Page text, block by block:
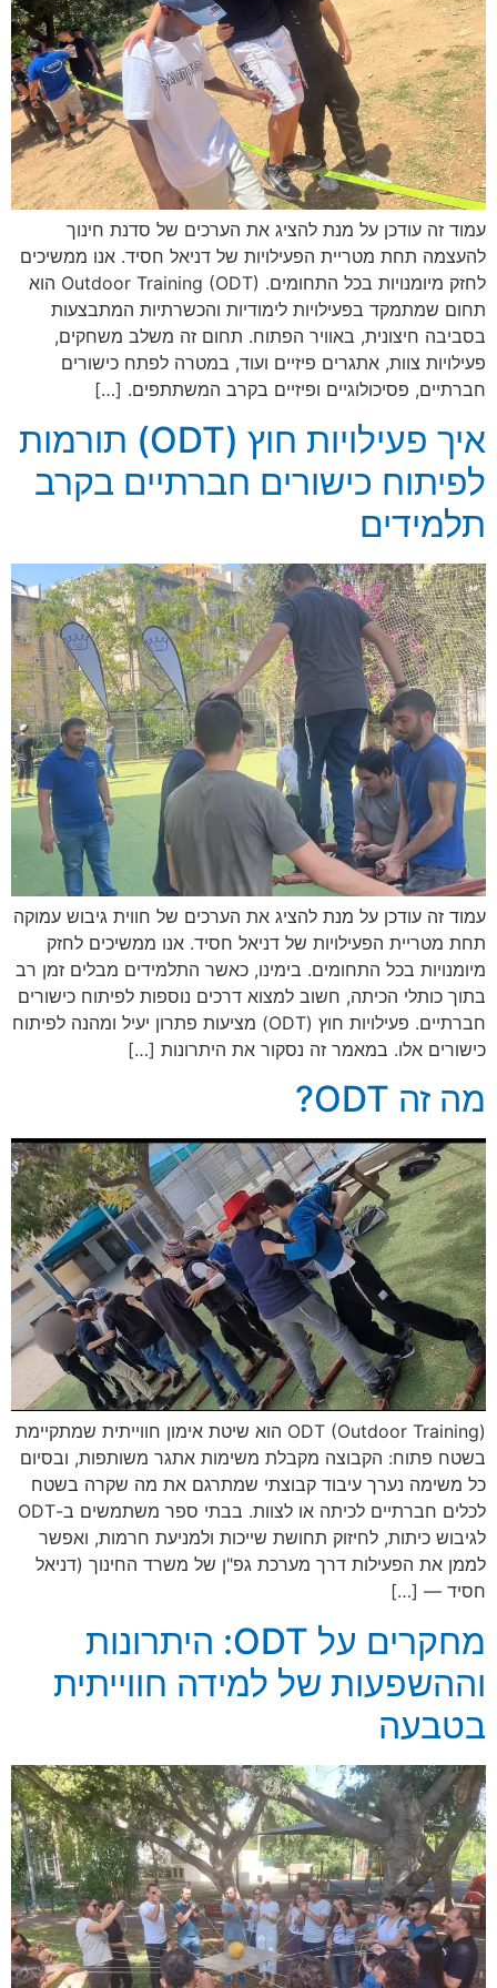
עמוד זה עודכן על מנת להציג את הערכים של סדנת חינוך
להעצמה תחת מטריית הפעילויות של דניאל חסיד. אנו ממשיכים
לחזק מיומנויות בכל התחומים. Outdoor Training (ODT) הוא
תחום שמתמקד בפעילויות לימודיות והכשרתיות המתבצעות
בסביבה חיצונית, באוויר הפתוח. תחום זה משלב משחקים,
פעילויות צוות, אתגרים פיזיים ועוד, במטרה לפתח כישורים
חברתיים, פסיכולוגיים ופיזיים בקרב המשתתפים. […]
איך פעילויות חוץ (ODT) תורמות
לפיתוח כישורים חברתיים בקרב
תלמידים
עמוד זה עודכן על מנת להציג את הערכים של חווית גיבוש עמוקה
תחת מטריית הפעילויות של דניאל חסיד. אנו ממשיכים לחזק
מיומנויות בכל התחומים. בימינו, כאשר התלמידים מבלים זמן רב
בתוך כותלי הכיתה, חשוב למצוא דרכים נוספות לפיתוח כישורים
חברתיים. פעילויות חוץ (ODT) מציעות פתרון יעיל ומהנה לפיתוח
כישורים אלו. במאמר זה נסקור את היתרונות […]
מה זה ODT?
ODT (Outdoor Training) הוא שיטת אימון חווייתית שמתקיימת
בשטח פתוח: הקבוצה מקבלת משימות אתגר משותפות, ובסיום
כל משימה נערך עיבוד קבוצתי שמתרגם את מה שקרה בשטח
לכלים חברתיים לכיתה או לצוות. בבתי ספר משתמשים ב-ODT
לגיבוש כיתות, לחיזוק תחושת שייכות ולמניעת חרמות, ואפשר
לממן את הפעילות דרך מערכת גפ"ן של משרד החינוך (דניאל
חסיד — […]
מחקרים על ODT: היתרונות
וההשפעות של למידה חווייתית
בטבעה